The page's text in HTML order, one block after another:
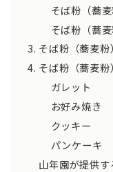
そば粉（蕎
そば粉（蕎
そば粉（蕎麦
そば粉（蕎麦
ガレット
お好み焼き
クッキー
パンケーキ
山年園が提供